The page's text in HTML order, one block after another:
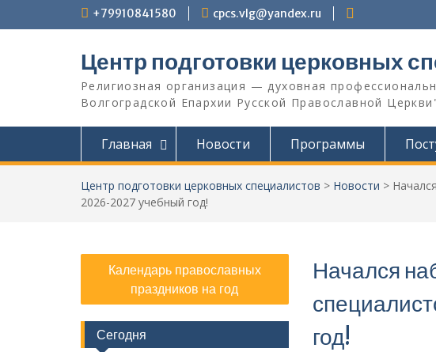
+79910841580 cpcs.vlg@yandex.ru
Центр подготовки церковных
Религиозная организация — духовная
Волгоградской Eпархии Русской Православной
Главная Новости Программы
Центр подготовки церковных специалистов > Новости >
2026-2027 учебный год!
Начался
год!
Календарь православных
праздников на год
Сегодня